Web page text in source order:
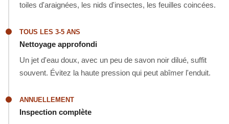
toiles d'araignées, les nids d'insectes, les feuilles coincées.
TOUS LES 3-5 ANS
Nettoyage approfondi
Un jet d'eau doux, avec un peu de savon noir dilué, suffit
souvent. Évitez la haute pression qui peut abîmer l'enduit.
ANNUELLEMENT
Inspection complète